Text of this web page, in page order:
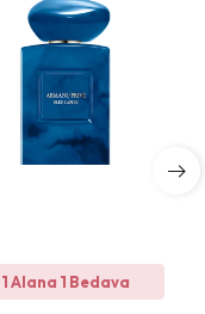
1 Alana 1 Bedava